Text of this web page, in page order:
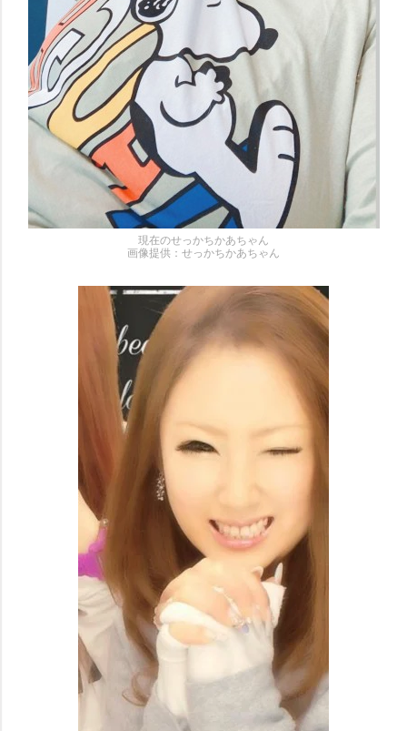
現在のせっかちかあちゃん
画像提供：せっかちかあちゃん